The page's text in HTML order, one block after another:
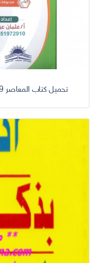
تحميل كتاب المعاصر 9 بلس 2024 جرير pdf برابط مباشر